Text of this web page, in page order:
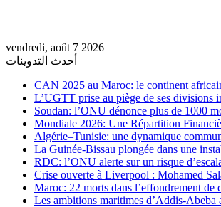
vendredi, août 7 2026
أحدث التدوينات
CAN 2025 au Maroc: le continent
L’UGTT prise au piège de ses divisions
Soudan: l’ONU dénonce plus de 1000
Mondiale 2026: Une Répartition
Algérie–Tunisie: une dynamique
La Guinée-Bissau plongée dans une
RDC: l’ONU alerte sur un risque
Crise ouverte à Liverpool : Mohamed
Maroc: 22 morts dans l’effondrement de
Les ambitions maritimes d’Addis-Abeba